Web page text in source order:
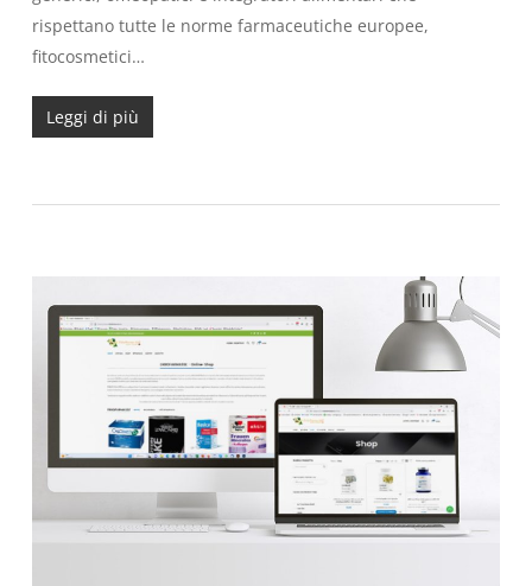
rispettano tutte le norme farmaceutiche europee,
fitocosmetici…
Leggi di più